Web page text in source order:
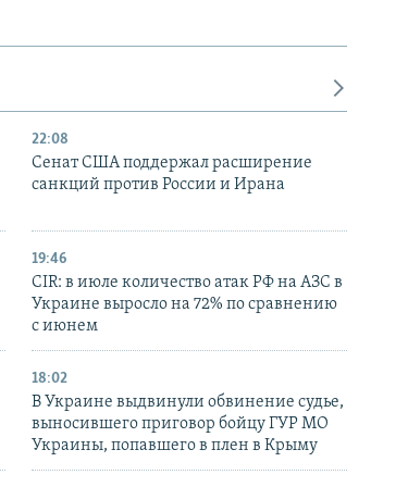
22:08
Сенат США поддержал расширение
санкций против России и Ирана
19:46
CIR: в июле количество атак РФ на АЗС в
Украине выросло на 72% по сравнению
с июнем
18:02
В Украине выдвинули обвинение судье,
выносившего приговор бойцу ГУР МО
Украины, попавшего в плен в Крыму